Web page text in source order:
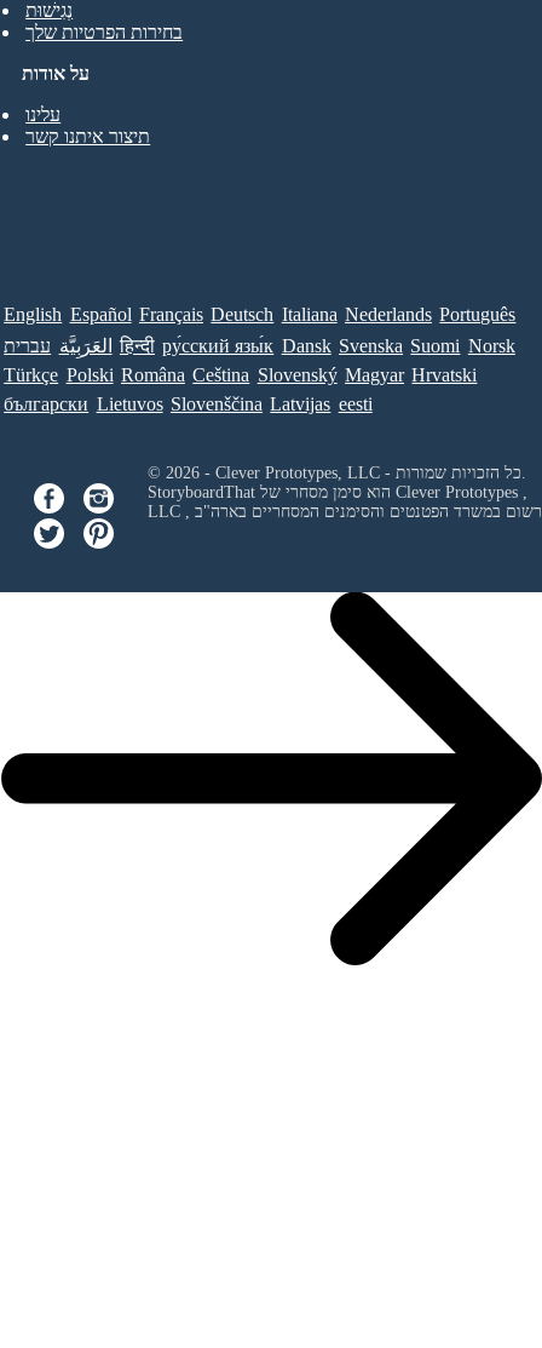
על אודות
עלינו
תיצור איתנו קשר
נְגִישׁוּת
בחירות הפרטיות שלך
English Español Français Deutsch Italiana Nederlands Português
עברית العَرَبِيَّة हिन्दी ру́сский язы́к Dansk Svenska Suomi Norsk
Türkçe Polski Româna Ceština Slovenský Magyar Hrvatski
български Lietuvos Slovenščina Latvijas eesti
Clever Prototypes ,
LLC
ורשום במשרד הפטנטים והסימנים המסחריים בארה"ב